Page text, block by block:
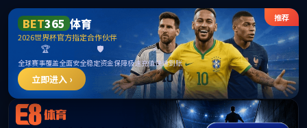
中国·yl1111永利(集团)有限公司-Official Website